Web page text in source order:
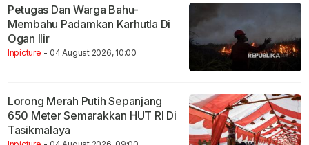
Petugas Dan Warga Bahu-
Membahu Padamkan Karhutla Di
Ogan Ilir
Inpicture - 04 August 2026, 10:00
Lorong Merah Putih Sepanjang
650 Meter Semarakkan HUT RI Di
Tasikmalaya